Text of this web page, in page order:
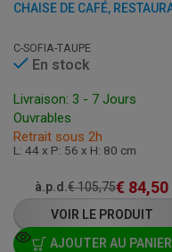
C-SOFIA-TAUPE
En stock
Livraison: 3 - 7 Jours
Ouvrables
Retrait sous 2h
L: 44 x P: 56 x H: 80 cm
à.p.d.€105,75€ 84,50
VOIR LE PRODUIT
AJOUTER AU PANIER